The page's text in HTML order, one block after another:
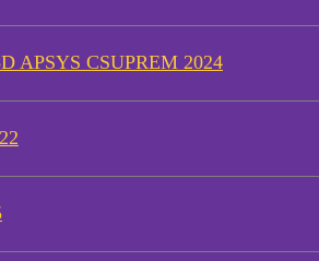
APSYS CSUPREM 2024